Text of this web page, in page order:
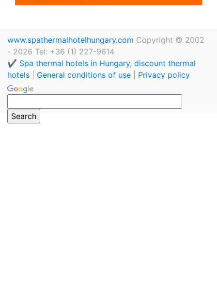
www.spathermalhotelhungary.com Copyright © 2002
- 2026 Tel: +36 (1) 227-9614
✔️ Spa thermal hotels in Hungary, discount thermal
hotels
General conditions of use Privacy policy